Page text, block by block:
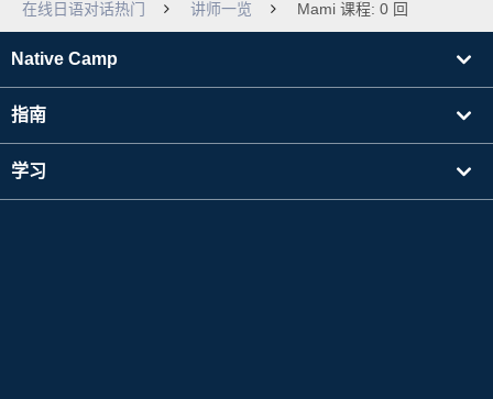
在线日语对话热门 讲师一览 Mami 课程: 0 回
Native Camp
指南
学习